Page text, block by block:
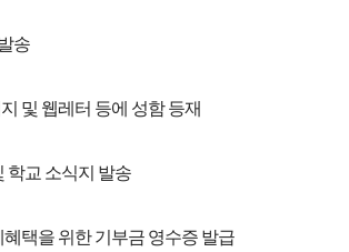
송
및 웹레터 등에 성함 등재
학교 소식지 발송
혜택을 위한 기부금 영수증 발급